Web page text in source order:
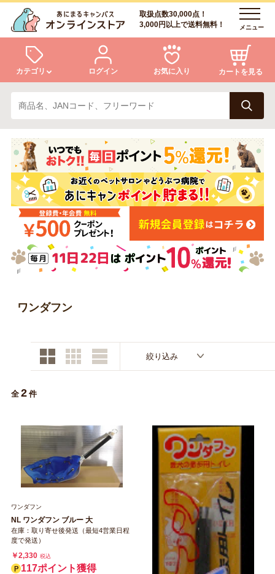
取扱点数30,000点！
3,000円以上で送料無料！
メニュー
カテゴリ
犬 猫
小動物・鳥 アクア・爬虫類・昆虫
ドッグフード キャットフード
美容・ケア用品 服・おさんぽ用品
日用品（デイリー）
トリマーグッズ
ログイン お気に入り カートを見る
ログイン
会員登録
あにまるキャンパスについて
アフターサービス
商品リクエスト
お問い合わせ
ワンダフン
絞り込み
全 2 件
ワンダフン
NL ワンダフン ブルー 大
在庫：取り寄せ後発送（最短4営業日程
度で発送）
￥2,330 税込
117ポイント獲得